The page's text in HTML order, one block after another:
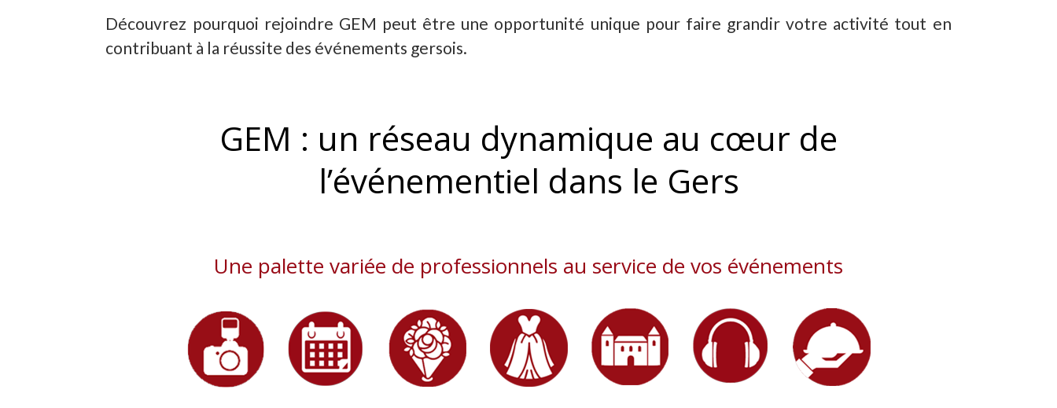
Découvrez pourquoi rejoindre GEM peut être une opportunité unique pour faire grandir votre activité tout en
contribuant à la réussite des événements gersois.
GEM : un réseau dynamique au cœur de
l’événementiel dans le Gers
Une palette variée de professionnels au service de vos événements